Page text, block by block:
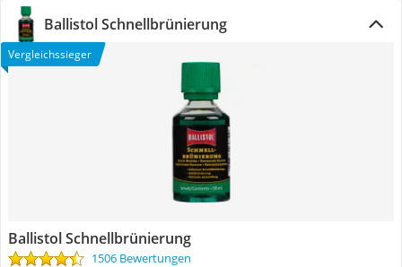
Ballistol Schnellbrünierung
Vergleichssieger
Ballistol Schnellbrünierung
1506 Bewertungen